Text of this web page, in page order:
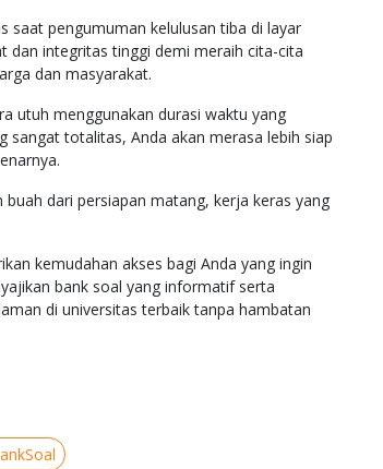
saat pengumuman kelulusan tiba di layar
dan integritas tinggi demi meraih cita-cita
dan masyarakat.
utuh menggunakan durasi waktu yang
sangat totalitas, Anda akan merasa lebih siap
dari persiapan matang, kerja keras yang
kemudahan akses bagi Anda yang ingin
bank soal yang informatif serta
di universitas terbaik tanpa hambatan